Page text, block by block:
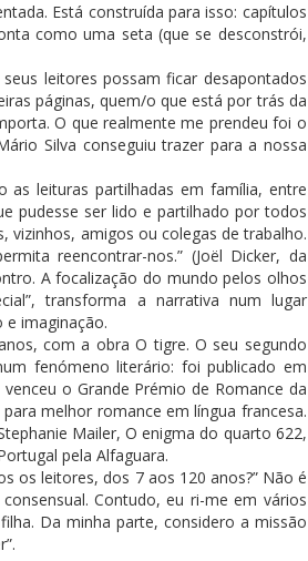
Está construída para isso: capítulos
como uma seta (que se desconstrói,
leitores possam ficar desapontados
páginas, quem/o que está por trás da
O que realmente me prendeu foi o
Silva conseguiu trazer para a nossa
as leituras partilhadas em família, entre
pudesse ser lido e partilhado por todos
vizinhos, amigos ou colegas de trabalho.
reencontrar-nos.” (Joël Dicker, da
A focalização do mundo pelos olhos
transforma a narrativa num lugar
imaginação.
com a obra O tigre. O seu segundo
fenómeno literário: foi publicado em
o Grande Prémio de Romance da
melhor romance em língua francesa.
Mailer, O enigma do quarto 622,
pela Alfaguara.
os leitores, dos 7 aos 120 anos?” Não é
Contudo, eu ri-me em vários
Da minha parte, considero a missão